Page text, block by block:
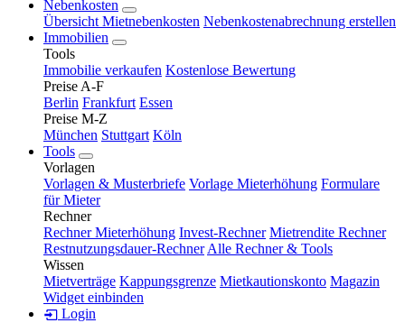
Nebenkosten
Übersicht Mietnebenkosten Nebenkostenabrechnung erstellen
Immobilien
Tools
Immobilie verkaufen Kostenlose Bewertung
Preise A-F
Berlin Frankfurt Essen
Preise M-Z
München Stuttgart Köln
Tools
Vorlagen
Vorlagen & Musterbriefe Vorlage Mieterhöhung Formulare
für Mieter
Rechner
Rechner Mieterhöhung Invest-Rechner Mietrendite Rechner
Restnutzungsdauer-Rechner Alle Rechner & Tools
Wissen
Mietverträge Kappungsgrenze Mietkautionskonto Magazin
Widget einbinden
Login